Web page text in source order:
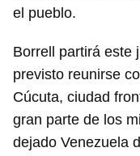
el pueblo.
Borrell partirá este
previsto reunirse
Cúcuta, ciudad
gran parte de los
dejado Venezuela